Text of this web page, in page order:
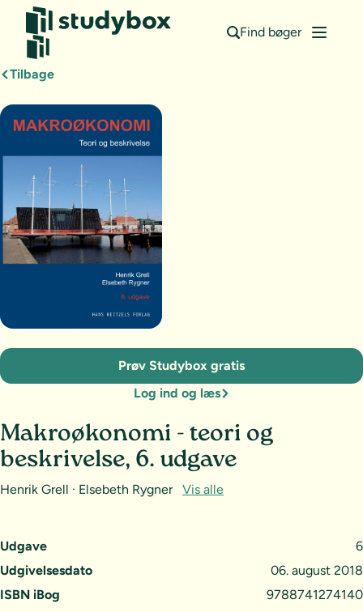
Find bøger
Tilbage
Udgave
6
Udgivelsesdato
06. august 2018
ISBN iBog
9788741274140
Makroøkonomi - teori og
beskrivelse, 6. udgave
Henrik Grell · Elsebeth Rygner Vis alle
Prøv Studybox gratis
Log ind og læs